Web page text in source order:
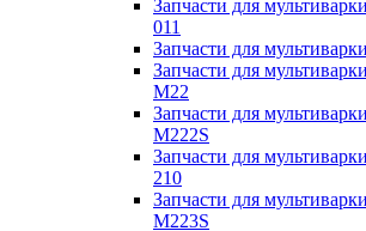
Запчасти для
011
Запчасти для
Запчасти для
M22
Запчасти для
M222S
Запчасти для
210
Запчасти для
M223S